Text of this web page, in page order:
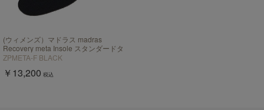
(ウィメンズ）マドラス madras
Recovery meta Insole スタンダードタ
イプ "歩行の質を上げる”【返品不可商
ZPMETA-F BLACK
￥13,200 税込